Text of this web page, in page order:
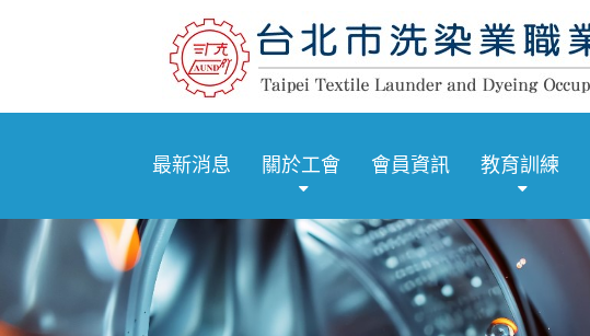
最新消息 關於工會 會員資訊 教育訓練